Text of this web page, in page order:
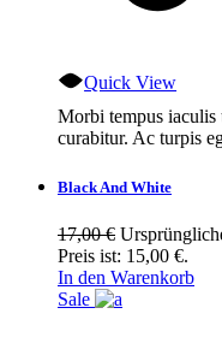
Quick View
Morbi tempus iaculis
curabitur. Ac turpis
Black And White
17,00€
Preis ist: 15,00 €.
In den Warenkorb
Sale